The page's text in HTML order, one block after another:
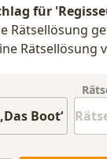
für
Rätsellösung
Rätsellösung